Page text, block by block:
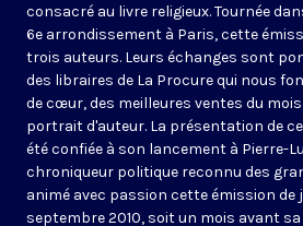
consacré au livre religieux. Tournée
6e arrondissement à Paris, cette
trois auteurs. Leurs échanges sont
des libraires de La Procure qui nous
de cœur, des meilleures ventes du
portrait d'auteur. La présentation de
été confiée à son lancement à Pierre-
chroniqueur politique reconnu des
animé avec passion cette émission de
septembre 2010, soit un mois avant